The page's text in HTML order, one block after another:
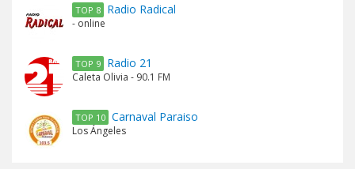
TOP 8 Radio Radical
- online
TOP 9 Radio 21
Caleta Olivia - 90.1 FM
TOP 10 Carnaval Paraiso
Los Ángeles